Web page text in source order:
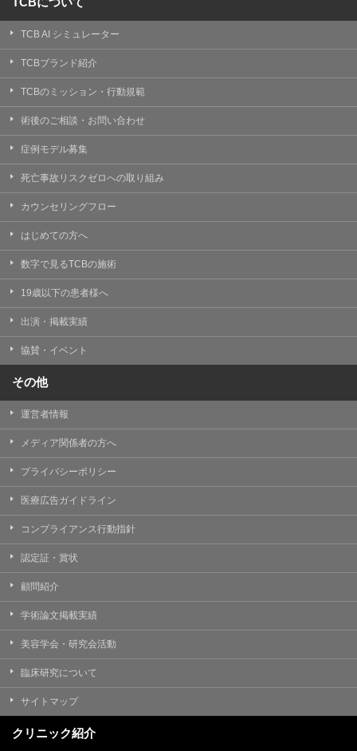
TCB AI シミュレーター
TCBブランド紹介
TCBのミッション・行動規範
術後のご相談・お問い合わせ
症例モデル募集
死亡事故リスクゼロへの取り組み
カウンセリングフロー
はじめての方へ
数字で見るTCBの施術
19歳以下の患者様へ
出演・掲載実績
協賛・イベント
その他
運営者情報
メディア関係者の方へ
プライバシーポリシー
医療広告ガイドライン
コンプライアンス行動指針
認定証・賞状
顧問紹介
学術論文掲載実績
美容学会・研究会活動
臨床研究について
サイトマップ
クリニック紹介